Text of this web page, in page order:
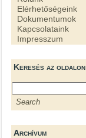
Elérhetőségeink
Dokumentumok
Kapcsolataink
Impresszum
Keresés az oldalon
Archívum